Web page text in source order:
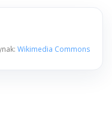
Wikimedia Commons